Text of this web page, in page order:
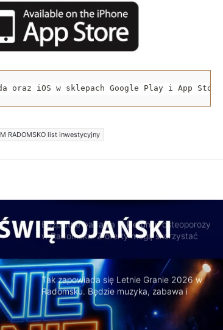
oraz iOS w sklepach Google Play i App Store.
RADOMSKO list inwestycyjny
Życie bez alkoholu – lepszy wybór.
Radomsko włącza się w Miesiąc
Trzeźwości
latek stracił prawo jazdy i zapłaci 4 tys. zł
Zmieniły się trasy autobusów MPK w
Radomsku
Tak zapowiada się Letnie Granie 2026 w
Radomsku. Będzie muzyka, zabawa i
Naczepa przewróciła się na drodze.
Kruszywo rozsypało się na jezdnię